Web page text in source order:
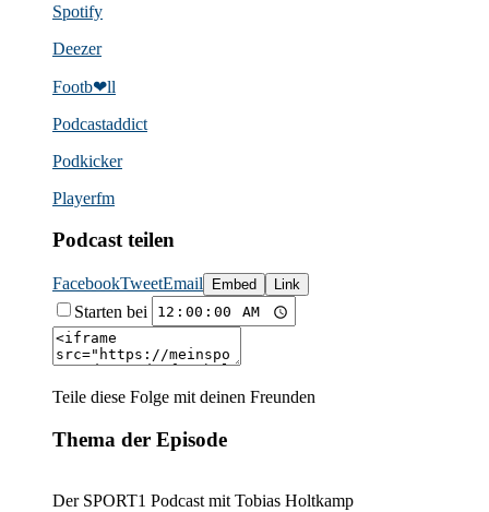
Spotify
Deezer
Footb❤ll
Podcast­addict
Podkicker
Playerfm
Podcast teilen
FacebookTweetEmail Embed Link
Starten bei
Teile diese Folge mit deinen Freunden
Thema der Episode
Der SPORT1 Podcast mit Tobias Holtkamp